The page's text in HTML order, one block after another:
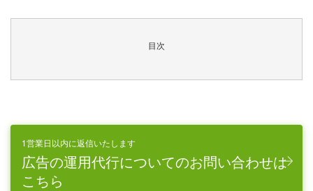
目次
1営業日以内に返信いたします
広告の運用代行についてのお問い合わせは
こちら